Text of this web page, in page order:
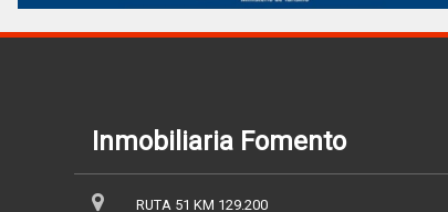
Inmobiliaria Fomento
RUTA 51 KM 129.200